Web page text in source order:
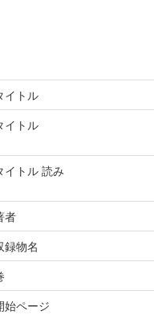
イトル
イトル
イトル 読み
者
録物名
始ページ